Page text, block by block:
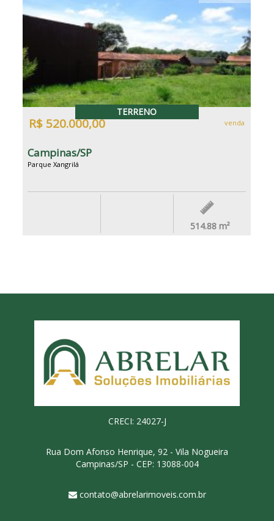
TERRENO
R$ 520.000,00 venda
Campinas/SP
Parque Xangrilá
514.88 m²
CRECI: 24027-J
Rua Dom Afonso Henrique, 92 - Vila Nogueira
Campinas/SP - CEP: 13088-004
contato@abrelarimoveis.com.br